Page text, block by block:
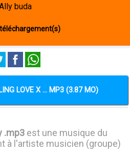
buda
LOVE X ... MP3 (3.87 MO)
.mp3 est une musique du
à l'artiste musicien (groupe)